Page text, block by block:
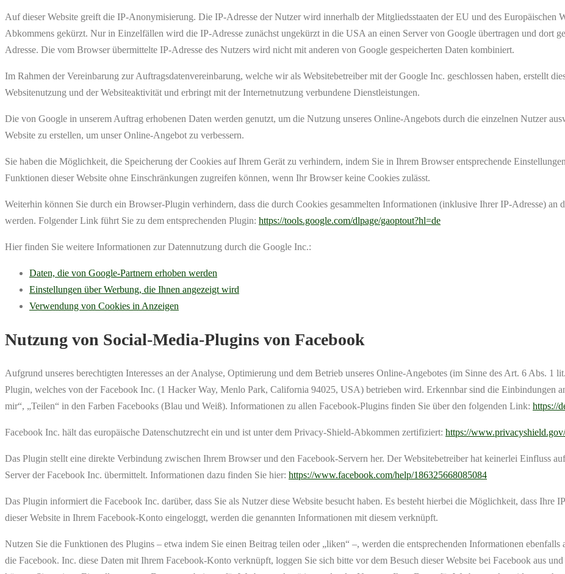
Auf dieser Website greift die IP-Anonymisierung. Die IP-Adresse der Nutzer wird innerhalb der Mitgliedsstaaten der EU und des Europäischen
Abkommens gekürzt. Nur in Einzelfällen wird die IP-Adresse zunächst ungekürzt in die USA an einen Server von Google übertragen und dort
Adresse. Die vom Browser übermittelte IP-Adresse des Nutzers wird nicht mit anderen von Google gespeicherten Daten kombiniert.
Im Rahmen der Vereinbarung zur Auftragsdatenvereinbarung, welche wir als Websitebetreiber mit der Google Inc. geschlossen haben, erstellt
Websitenutzung und der Websiteaktivität und erbringt mit der Internetnutzung verbundene Dienstleistungen.
Die von Google in unserem Auftrag erhobenen Daten werden genutzt, um die Nutzung unseres Online-Angebots durch die einzelnen Nutzer
Website zu erstellen, um unser Online-Angebot zu verbessern.
Sie haben die Möglichkeit, die Speicherung der Cookies auf Ihrem Gerät zu verhindern, indem Sie in Ihrem Browser entsprechende
Funktionen dieser Website ohne Einschränkungen zugreifen können, wenn Ihr Browser keine Cookies zulässt.
Weiterhin können Sie durch ein Browser-Plugin verhindern, dass die durch Cookies gesammelten Informationen (inklusive Ihrer IP-Adresse) an
werden. Folgender Link führt Sie zu dem entsprechenden Plugin: https://tools.google.com/dlpage/gaoptout?hl=de
Hier finden Sie weitere Informationen zur Datennutzung durch die Google Inc.:
Daten, die von Google-Partnern erhoben werden
Einstellungen über Werbung, die Ihnen angezeigt wird
Verwendung von Cookies in Anzeigen
Nutzung von Social-Media-Plugins von Facebook
Aufgrund unseres berechtigten Interesses an der Analyse, Optimierung und dem Betrieb unseres Online-Angebotes (im Sinne des Art. 6 Abs. 1
Plugin, welches von der Facebook Inc. (1 Hacker Way, Menlo Park, California 94025, USA) betrieben wird. Erkennbar sind die Einbindungen
mir“, „Teilen“ in den Farben Facebooks (Blau und Weiß). Informationen zu allen Facebook-Plugins finden Sie über den folgenden Link: https://
Facebook Inc. hält das europäische Datenschutzrecht ein und ist unter dem Privacy-Shield-Abkommen zertifiziert: https://
Das Plugin stellt eine direkte Verbindung zwischen Ihrem Browser und den Facebook-Servern her. Der Websitebetreiber hat keinerlei Einfluss
Server der Facebook Inc. übermittelt. Informationen dazu finden Sie hier: https://www.facebook.com/help/186325668085084
Das Plugin informiert die Facebook Inc. darüber, dass Sie als Nutzer diese Website besucht haben. Es besteht hierbei die Möglichkeit, dass Ihre
dieser Website in Ihrem Facebook-Konto eingeloggt, werden die genannten Informationen mit diesem verknüpft.
Nutzen Sie die Funktionen des Plugins – etwa indem Sie einen Beitrag teilen oder „liken“ –, werden die entsprechenden Informationen
die Facebook. Inc. diese Daten mit Ihrem Facebook-Konto verknüpft, loggen Sie sich bitte vor dem Besuch dieser Website bei Facebook aus